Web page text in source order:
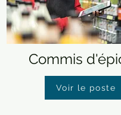
Commis
Voir le poste